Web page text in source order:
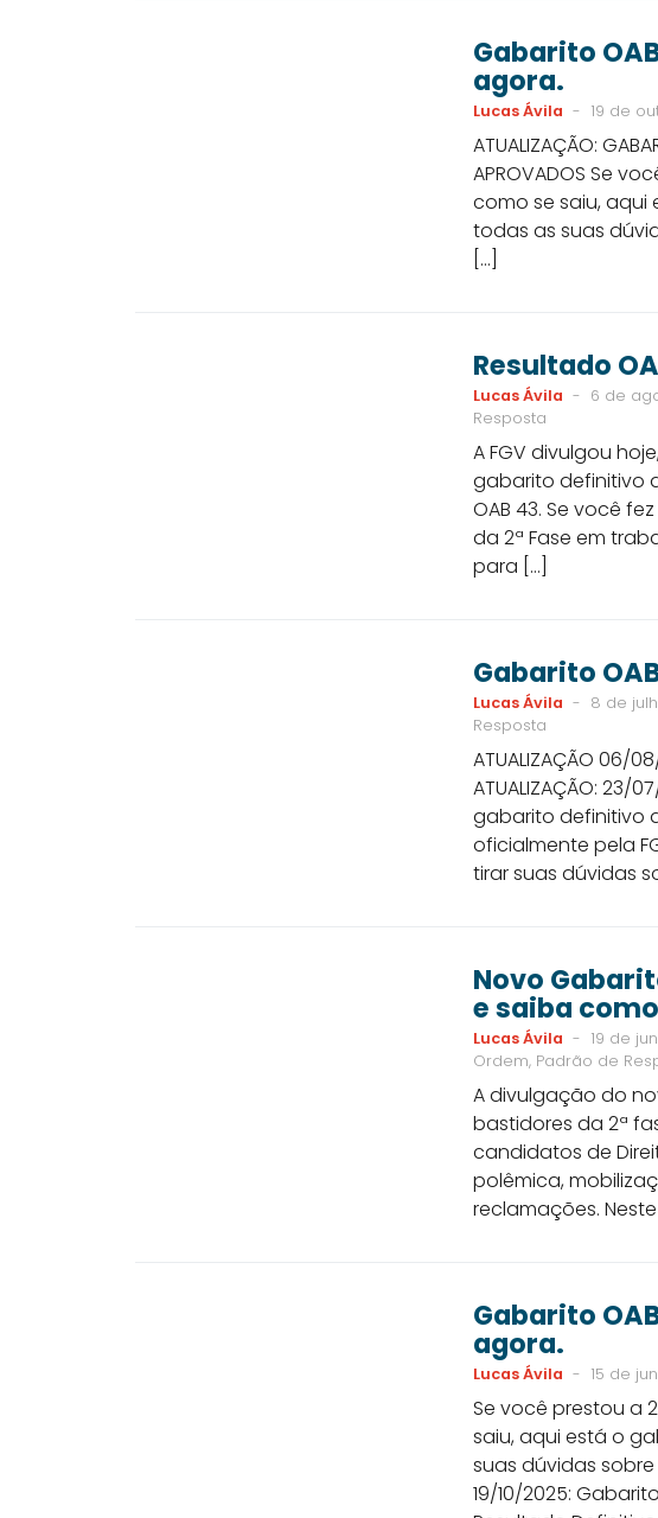
Gabarito
agora.
Lucas Ávila - 19 de
ATUALIZAÇÃO:
APROVADOS Se
como se saiu, aqui
todas as suas
[…]
Resultado
Lucas Ávila - 6 de
Resposta
A FGV divulgou
gabarito definitivo
OAB 43. Se você
da 2ª Fase em
para […]
Gabarito
Lucas Ávila - 8 de
Resposta
ATUALIZAÇÃO 06/
ATUALIZAÇÃO: 23/
gabarito definitivo
oficialmente pela
tirar suas dúvidas
Novo
e saiba
Lucas Ávila - 19 de
Ordem, Padrão de
A divulgação do
bastidores da 2ª
candidatos de
polêmica,
reclamações.
Gabarito
agora.
Lucas Ávila - 15 de
Se você prestou a
saiu, aqui está o
suas dúvidas sobre
19/10/2025: